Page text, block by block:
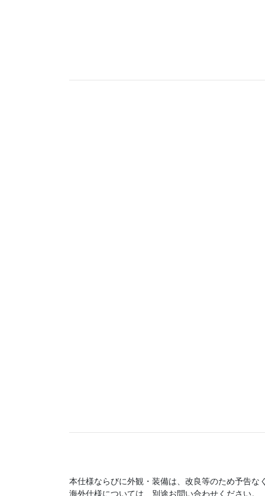
本仕様ならびに外観・装備は、改良等のため予告な
海外仕様については、別途お問い合わせください。